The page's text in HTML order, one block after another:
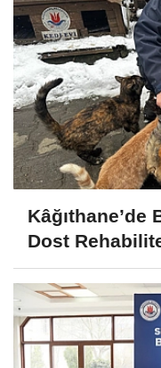
Kâğıthane’de
Dost